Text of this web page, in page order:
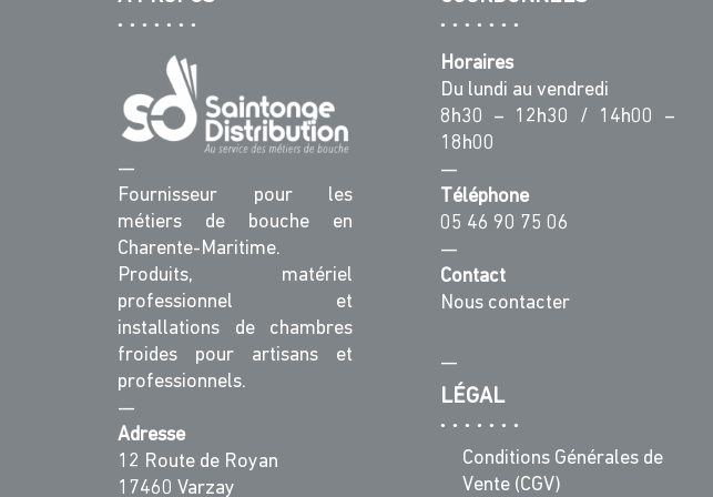
—
Fournisseur pour les
métiers de bouche en
Charente-Maritime.
Produits, matériel
professionnel et
installations de chambres
froides pour artisans et
professionnels.
—
Adresse
12 Route de Royan
17460 Varzay
Horaires
Du lundi au vendredi
8h30 – 12h30 / 14h00 –
18h00
—
Téléphone
05 46 90 75 06
—
Contact
Nous contacter
—
LÉGAL
Conditions Générales de
Vente (CGV)